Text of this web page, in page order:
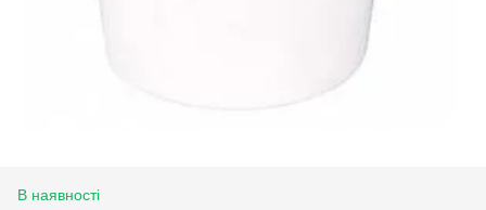
В наявності